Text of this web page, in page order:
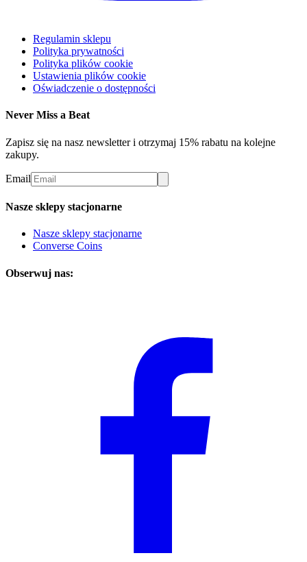
Regulamin sklepu
Polityka prywatności
Polityka plików cookie
Ustawienia plików cookie
Oświadczenie o dostępności
Never Miss a Beat
Zapisz się na nasz newsletter i otrzymaj 15% rabatu na kolejne
zakupy.
Email
Nasze sklepy stacjonarne
Nasze sklepy stacjonarne
Converse Coins
Obserwuj nas: